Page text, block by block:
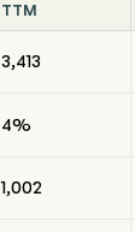
TTM
3,413
4%
1,002